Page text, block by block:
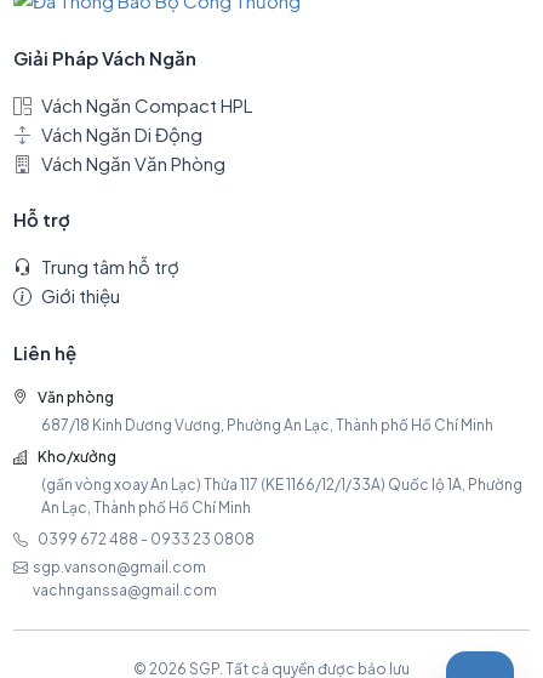
Giải Pháp Vách Ngăn
Vách Ngăn Compact HPL
Vách Ngăn Di Động
Vách Ngăn Văn Phòng
Hỗ trợ
Trung tâm hỗ trợ
Giới thiệu
Liên hệ
Văn phòng
687/18 Kinh Dương Vương, Phường An Lạc, Thành phố Hồ Chí Minh
Kho/xưởng
(gần vòng xoay An Lạc) Thửa 117 (KE 1166/12/1/33A) Quốc lộ 1A, Phường
An Lạc, Thành phố Hồ Chí Minh
0399 672 488 - 0933 23 0808
sgp.vanson@gmail.com
vachnganssa@gmail.com
© 2026 SGP. Tất cả quyền được bảo lưu